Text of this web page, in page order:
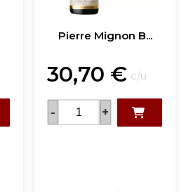
Pierre Mignon B...
30,70 € c/u
- +